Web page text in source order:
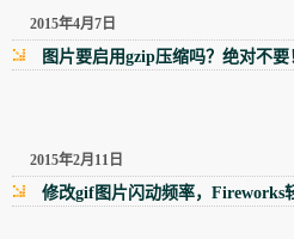
2015年4月7日
图片要启用gzip压缩吗？绝对不要
2015年2月11日
修改gif图片闪动频率，Fireworks